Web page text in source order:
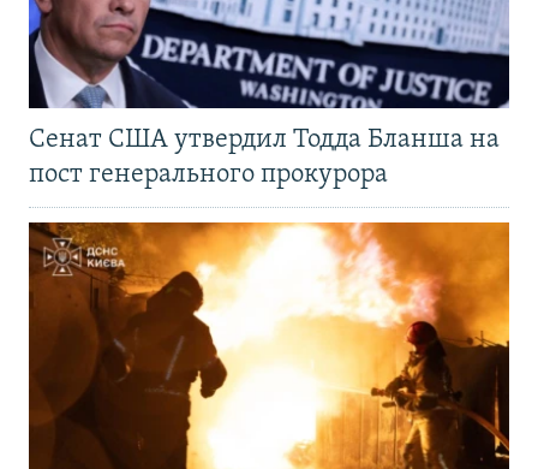
Сенат США утвердил Тодда Бланша на
пост генерального прокурора